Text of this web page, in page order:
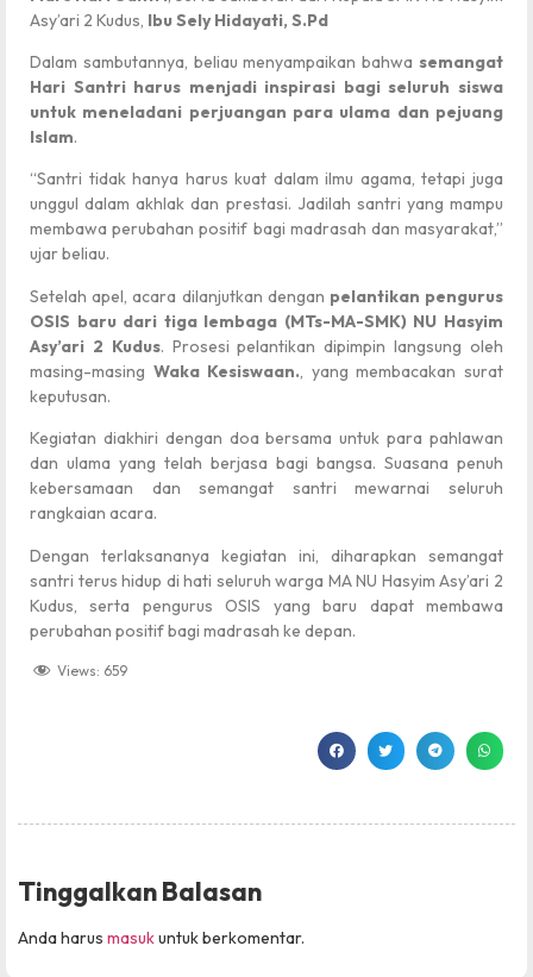
Asy’ari 2 Kudus, Ibu Sely Hidayati, S.Pd
Dalam sambutannya, beliau menyampaikan bahwa semangat
Hari Santri harus menjadi inspirasi bagi seluruh siswa
untuk meneladani perjuangan para ulama dan pejuang
Islam.
“Santri tidak hanya harus kuat dalam ilmu agama, tetapi juga
unggul dalam akhlak dan prestasi. Jadilah santri yang mampu
membawa perubahan positif bagi madrasah dan masyarakat,”
ujar beliau.
Setelah apel, acara dilanjutkan dengan pelantikan pengurus
OSIS baru dari tiga lembaga (MTs-MA-SMK) NU Hasyim
Asy’ari 2 Kudus. Prosesi pelantikan dipimpin langsung oleh
masing-masing Waka Kesiswaan., yang membacakan surat
keputusan.
Kegiatan diakhiri dengan doa bersama untuk para pahlawan
dan ulama yang telah berjasa bagi bangsa. Suasana penuh
kebersamaan dan semangat santri mewarnai seluruh
rangkaian acara.
Dengan terlaksananya kegiatan ini, diharapkan semangat
santri terus hidup di hati seluruh warga MA NU Hasyim Asy’ari 2
Kudus, serta pengurus OSIS yang baru dapat membawa
perubahan positif bagi madrasah ke depan.
Views: 659
Tinggalkan Balasan
Anda harus masukuntuk berkomentar.